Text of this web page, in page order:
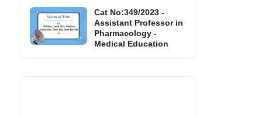
Cat No:349/2023 -
Assistant Professor in
Pharmacology -
Medical Education